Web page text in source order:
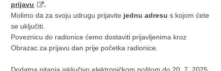
prijavu
.
Molimo da za svoju udrugu prijavite jednu adresu s kojom ćete
se uključiti.
Poveznicu do radionice ćemo dostaviti prijavljenima kroz
Obrazac za prijavu dan prije početka radionice.